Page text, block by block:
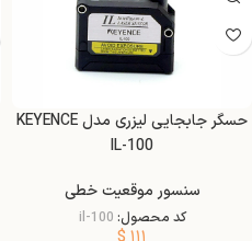
حسگر جابجایی لیزری مدل KEYENCE
IL-100
سنسور موقعیت خطی
کد محصول: il-100